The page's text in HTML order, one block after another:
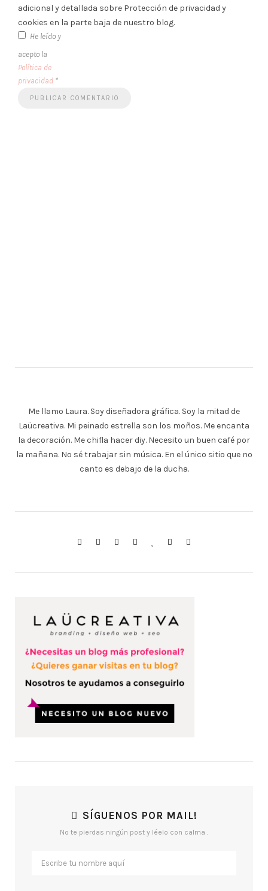
adicional y detallada sobre Protección de privacidad y
cookies en la parte baja de nuestro blog.
He leído y
acepto la
Política de
privacidad *
Me llamo Laura. Soy diseñadora gráfica. Soy la mitad de
Laücreativa. Mi peinado estrella son los moños. Me encanta
la decoración. Me chifla hacer diy. Necesito un buen café por
la mañana. No sé trabajar sin música. En el único sitio que no
canto es debajo de la ducha.
SÍGUENOS POR MAIL!
No te pierdas ningún post y léelo con calma .